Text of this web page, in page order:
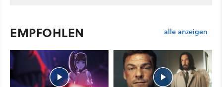
EMPFOHLEN alle anzeigen